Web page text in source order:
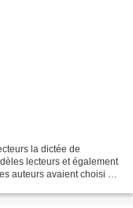
la dictée de
lecteurs et également
auteurs avaient choisi de